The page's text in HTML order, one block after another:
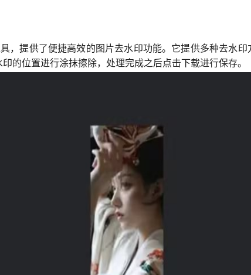
，提供了便捷高效的图片去水印功能。它提供多种去水印
的位置进行涂抹擦除，处理完成之后点击下载进行保存。